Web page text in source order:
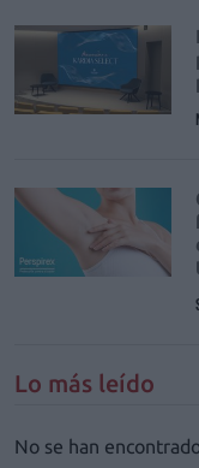
Lo más leído
No se han